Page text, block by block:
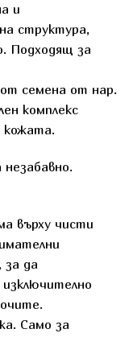
и
структура,
Подходящ за
семена от нар.
комплекс
кожата.
върху чисти
за да
Само за